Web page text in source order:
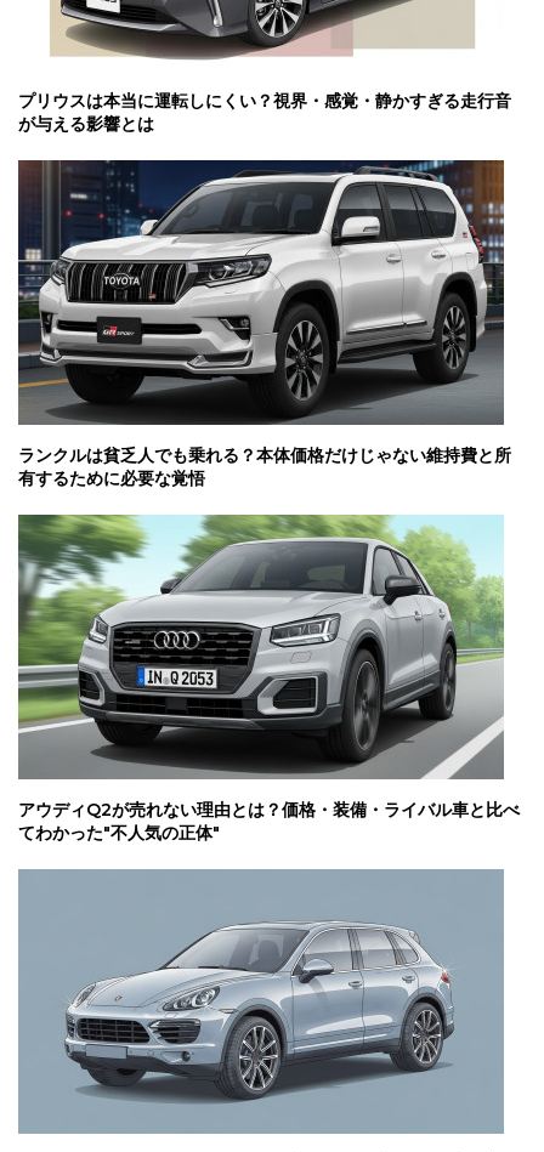
プリウスは本当に運転しにくい？視界・感覚・静かすぎる走行音
が与える影響とは
ランクルは貧乏人でも乗れる？本体価格だけじゃない維持費と所
有するために必要な覚悟
アウディQ2が売れない理由とは？価格・装備・ライバル車と比べ
てわかった"不人気の正体"